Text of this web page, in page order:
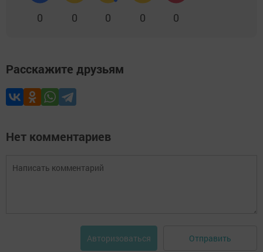
0 0 0 0 0
Расскажите друзьям
Нет комментариев
Авторизоваться Отправить